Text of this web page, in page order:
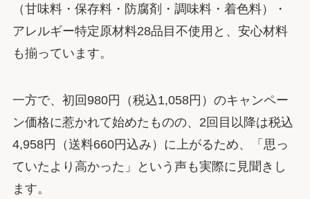
（甘味料・保存料・防腐剤・調味料・着色料）・
アレルギー特定原材料28品目不使用と、安心材料
も揃っています。
一方で、初回980円（税込1,058円）のキャンペー
ン価格に惹かれて始めたものの、2回目以降は税込
4,958円（送料660円込み）に上がるため、「思っ
ていたより高かった」という声も実際に見聞きし
ます。